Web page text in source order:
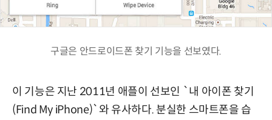
구글은 안드로이드폰 찾기 기능을 선보였다.
이 기능은 지난 2011년 애플이 선보인 `내 아이폰 찾기
(Find My iPhone)`와 유사하다. 분실한 스마트폰을 습